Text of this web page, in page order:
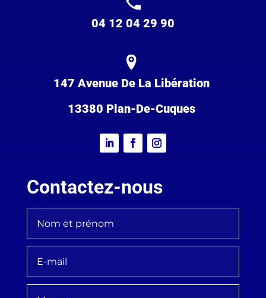
04 12 04 29 90
147 Avenue De La Libération
13380 Plan-De-Cuques
Contactez-nous